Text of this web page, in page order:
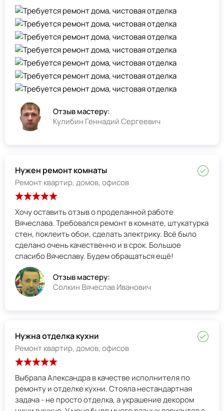
Отзыв мастеру:
Кулибин Геннадий Сергеевич
Нужен ремонт комнаты
Ремонт квартир, домов, офисов
Хочу оставить отзыв о проделанной работе
Вячеслава. Требовался ремонт в комнате, штукатурка
стен, поклеить обои, сделать электрику. Всё было
сделано очень качественно и в срок. Большое
спасибо Вячеславу. Будем обращаться ещё!
Отзыв мастеру:
Солкин Вячеслав Иванович
Нужна отделка кухни
Ремонт квартир, домов, офисов
Выбрала Александра в качестве исполнителя по
ремонту и отделке кухни. Стояла нестандартная
задача - не просто отделка, а украшение декором